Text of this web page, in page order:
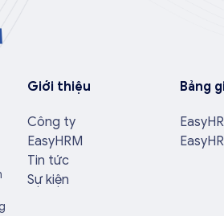
Giới thiệu
Công ty
EasyHRM
Tin tức
Sự kiện
Bảng